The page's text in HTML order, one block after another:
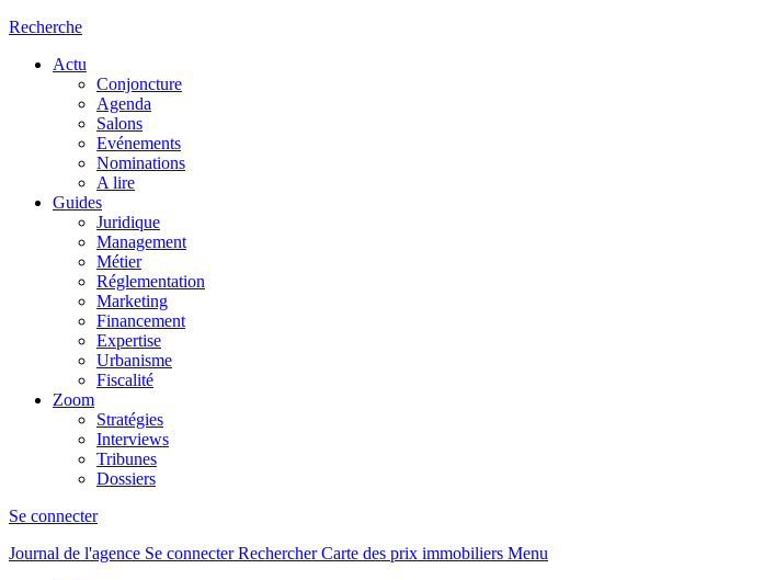
Recherche
Actu
Conjoncture
Agenda
Salons
Evénements
Nominations
A lire
Guides
Juridique
Management
Métier
Réglementation
Marketing
Financement
Expertise
Urbanisme
Fiscalité
Zoom
Stratégies
Interviews
Tribunes
Dossiers
Se connecter
Journal de l'agence Se connecterRechercher Carte des prix immobiliers Menu